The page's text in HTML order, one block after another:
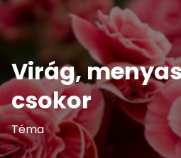
Virág,
csokor
Téma